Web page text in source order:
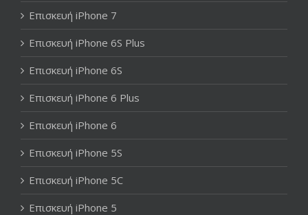
Επισκευή iPhone 7
Επισκευή iPhone 6S Plus
Επισκευή iPhone 6S
Επισκευή iPhone 6 Plus
Επισκευή iPhone 6
Επισκευή iPhone 5S
Επισκευή iPhone 5C
Επισκευή iPhone 5